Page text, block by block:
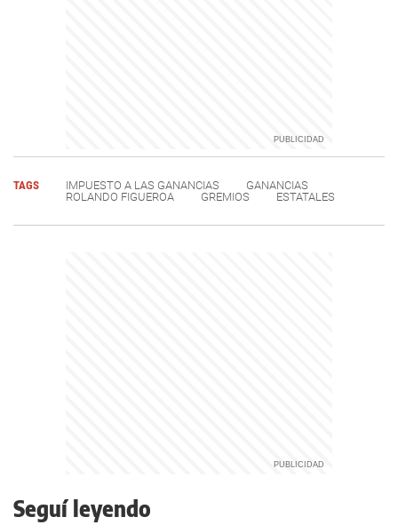
TAGS IMPUESTO A LAS GANANCIAS
GANANCIAS
ROLANDO FIGUEROA
GREMIOS ESTATALES
Seguí leyendo